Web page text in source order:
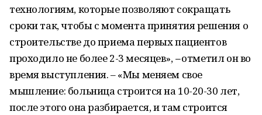
технологиям, которые позволяют сокращать
сроки так, чтобы с момента принятия решения о
строительстве до приема первых пациентов
проходило не более 2-3 месяцев»,–отметил он во
время выступления. – «Мы меняем свое
мышление: больница строится на 10-20-30 лет,
после этого она разбирается, и там строится